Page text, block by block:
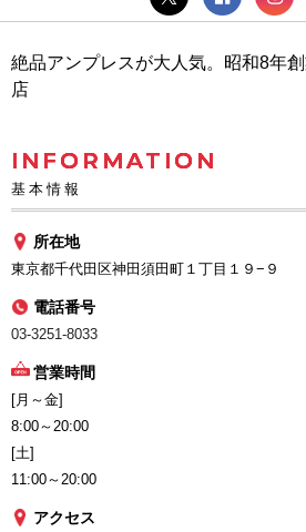
絶品アンプレスが大人気。昭和8年
店
INFORMATION
基本情報
所在地
東京都千代田区神田須田町１丁目１９−９
電話番号
03-3251-8033
営業時間
[月～金]
8:00～20:00
[土]
11:00～20:00
アクセス